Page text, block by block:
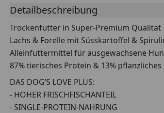
Detailbeschreibung
Trockenfutter in Super-Premium Qualität
Lachs & Forelle mit Süsskartoffel &
Alleinfuttermittel für ausgewachsene
87% tierisches Protein & 13%
DAS DOG’S LOVE PLUS:
- HOHER FRISCHFISCHANTEIL
- SINGLE-PROTEIN-NAHRUNG